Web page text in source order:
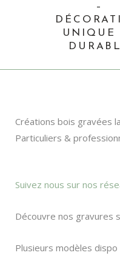
–
UNIQUE
Créations bois gravées
Particuliers &
Suivez nous sur nos
Découvre nos gravures
Plusieurs modèles